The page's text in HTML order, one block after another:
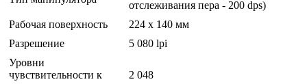
отслеживания пера - 200 dps)
Рабочая поверхность
224 x 140 мм
Разрешение
5 080 lpi
Уровни
чувствительности к
2 048